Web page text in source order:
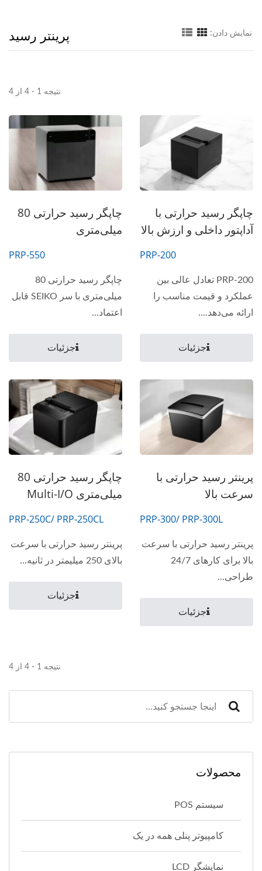
پرینتر رسید نمایش دادن:
نتیجه 1 - 4 از 4
چاپگر رسید حرارتی با
آداپتور داخلی و ارزش بالا
PRP-200
PRP-200 تعادل عالی بین
عملکرد و قیمت مناسب را
ارائه می‌دهد....
جزئیات
چاپگر رسید حرارتی 80
میلی‌متری
PRP-550
چاپگر رسید حرارتی 80
میلی‌متری با سر SEIKO قابل
اعتماد...
جزئیات
پرینتر رسید حرارتی با
سرعت بالا
PRP-300/ PRP-300L
پرینتر رسید حرارتی با سرعت
بالا برای کارهای 24/7
طراحی...
جزئیات
چاپگر رسید حرارتی 80
میلی‌متری Multi-I/O
PRP-250C/ PRP-250CL
پرینتر رسید حرارتی با سرعت
بالای 250 میلیمتر در ثانیه...
جزئیات
نتیجه 1 - 4 از 4
محصولات
سیستم POS
کامپیوتر پنلی همه در یک
نمایشگر LCD